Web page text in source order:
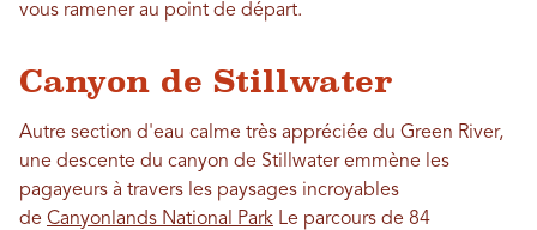
vous ramener au point de départ.
Canyon de Stillwater
Autre section d'eau calme très appréciée du Green River,
une descente du canyon de Stillwater emmène les
pagayeurs à travers les paysages incroyables
de Canyonlands National Park Le parcours de 84